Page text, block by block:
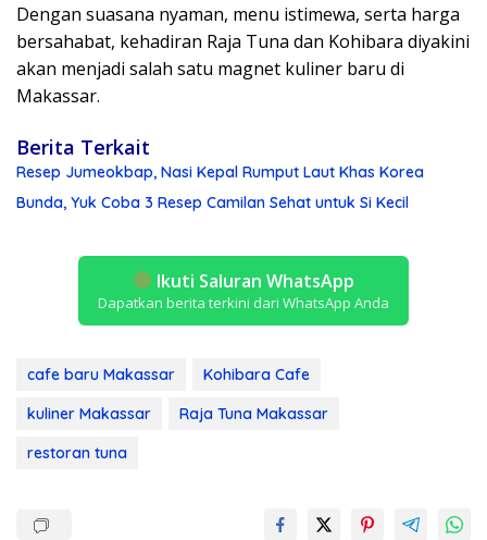
Dengan suasana nyaman, menu istimewa, serta harga
bersahabat, kehadiran Raja Tuna dan Kohibara diyakini
akan menjadi salah satu magnet kuliner baru di
Makassar.
Berita Terkait
Resep Jumeokbap, Nasi Kepal Rumput Laut Khas Korea
Bunda, Yuk Coba 3 Resep Camilan Sehat untuk Si Kecil
Ikuti Saluran WhatsApp
Dapatkan berita terkini dari WhatsApp Anda
cafe baru Makassar
Kohibara Cafe
kuliner Makassar
Raja Tuna Makassar
restoran tuna